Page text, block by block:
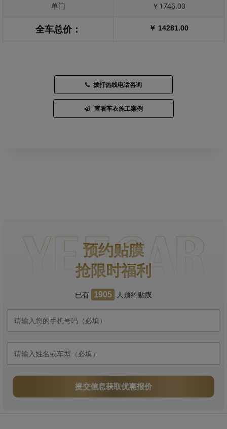
单门 ￥1746.00
全车总价： ￥ 14281.00
拨打热线电话咨询
查看车衣施工案例
预约贴膜
抢限时福利
已有 1905 人预约贴膜
提交信息获取优惠报价